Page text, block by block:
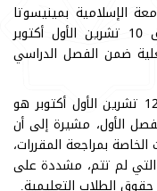
الإسلامية بمينيسوتا
المركز الرئيسي أن يوم الخميس الموافق 10 تشرين الأول أكتوبر
ضمن الفصل الدراسي
ونوهت العمادة بأن يوم السبت الموافق 12 تشرين الأول أكتوبر هو
الأول، مشيرة إلى أن
بمراجعة المقررات،
لم تتم، مشددة على